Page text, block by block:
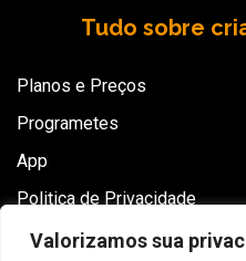
Valorizamos sua
Tudo sobre
Planos e Preços
Programetes
App
Politica de Privacidade
Criação de logomarca